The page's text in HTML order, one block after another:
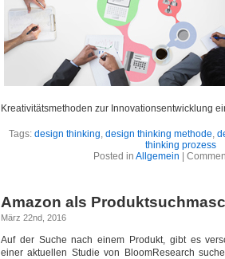
Kreativitätsmethoden zur Innovationsentwicklung
Tags: design thinking, design thinking methode,
thinking prozess
Posted in Allgemein
Amazon als
März 22nd, 2016
Auf der Suche nach einem Produkt, gibt es
einer aktuellen Studie von BloomResearch